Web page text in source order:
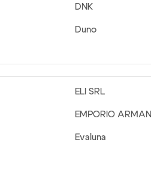
DNK
Duno
ELI SRL
EMPORIO ARMANI
Evaluna